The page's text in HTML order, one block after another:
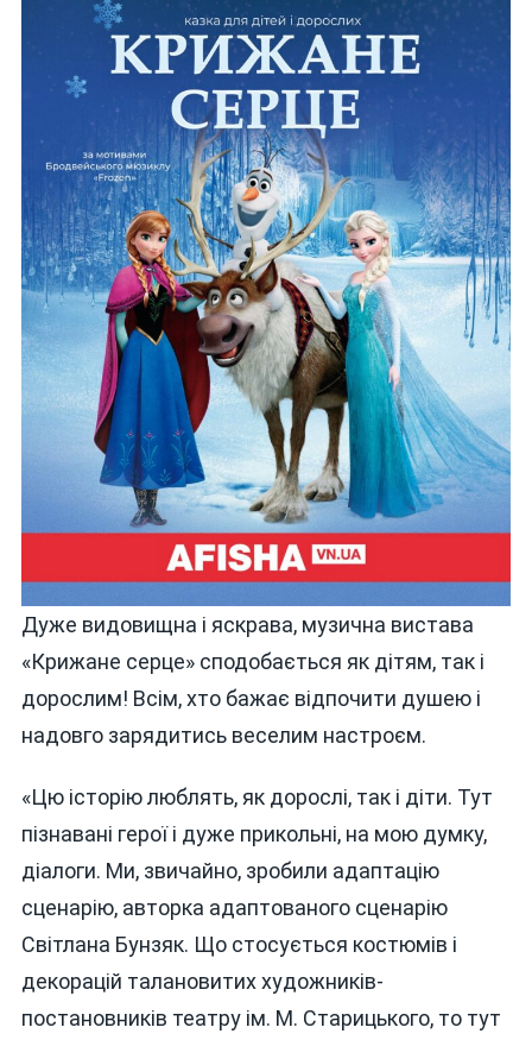
Дуже видовищна і яскрава, музична вистава
«Крижане серце» сподобається як дітям, так і
дорослим! Всім, хто бажає відпочити душею і
надовго зарядитись веселим настроєм.
«Цю історію люблять, як дорослі, так і діти. Тут
пізнавані герої і дуже прикольні, на мою думку,
діалоги. Ми, звичайно, зробили адаптацію
сценарію, авторка адаптованого сценарію
Світлана Бунзяк. Що стосується костюмів і
декорацій талановитих художників-
постановників театру ім. М. Старицького, то тут